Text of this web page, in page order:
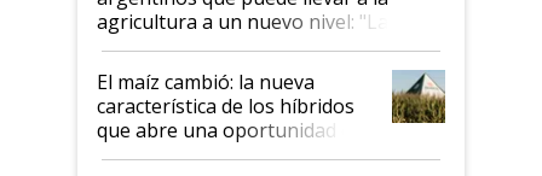
agricultura a un nuevo nivel: "Las
posibilidades de crecimiento son
infinitas"
El maíz cambió: la nueva
característica de los híbridos
que abre una oportunidad en
el lote